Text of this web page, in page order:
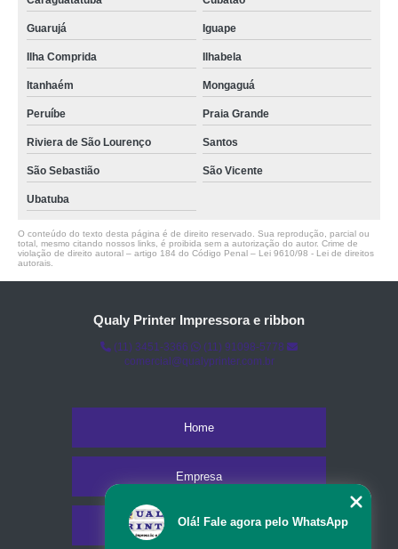
Guarujá Iguape
Ilha Comprida Ilhabela
Itanhaém Mongaguá
Peruíbe Praia Grande
Riviera de São Lourenço Santos
São Sebastião São Vicente
Ubatuba
O conteúdo do texto desta página é de direito reservado. Sua reprodução, parcial ou
total, mesmo citando nossos links, é proibida sem a autorização do autor. Crime de
violação de direito autoral – artigo 184 do Código Penal – Lei 9610/98 - Lei de direitos
autorais
Qualy Printer Impressora e ribbon
(11) 3451-3366
(11) 91098-5778
comercial@qualyprinter.com.br
Home
Empresa
Missão
Olá! Fale agora pelo WhatsApp